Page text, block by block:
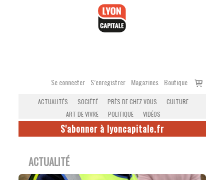
Se connecter S’enregistrer Magazines Boutique
Voir
ACTUALITÉS SOCIÉTÉ PRÈS DE CHEZ VOUS
CULTURE
ART DE VIVRE
POLITIQUE VIDÉOS
S'abonner à lyoncapitale.fr
ACTUALITÉ